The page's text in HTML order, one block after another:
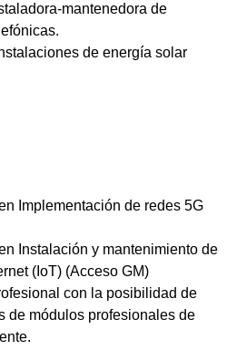
mantenedora de
de energía solar
Implementación de redes 5G
Instalación y mantenimiento de
(IoT) (Acceso GM)
con la posibilidad de
de módulos profesionales de